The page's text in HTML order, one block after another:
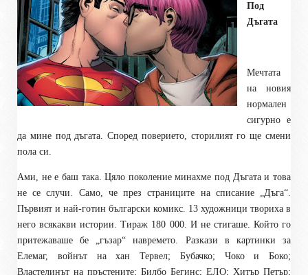
Под
Дъгата
Мечтата
на новия
нормален
сигурно е
да мине под дъгата. Според поверието, сторилият го ще смени
пола си.
Ами, не е баш така. Цяло поколение минахме под Дъгата и това
не се случи. Само, че през страниците на списание „Дъга“.
Първият и най-готин български комикс. 13 художници твориха в
него всякакви истории. Тираж 180 000. И не стигаше. Който го
притежаваше бе „гъзар“ навремето. Разкази в картинки за
Елемаг, войнът на хан Тервел; Бубачко; Чоко и Боко;
Властелинът на пръстените; Билбо Бегинс; ЕЛО; Хитър Петър;